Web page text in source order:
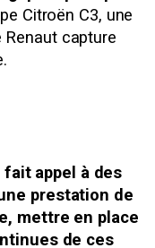
Citroën C3, une
capture
fait appel à des
prestation de
mettre en place
de ces